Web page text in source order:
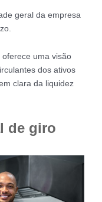
geral da empresa
uma visão
dos ativos
clara da liquidez
de giro